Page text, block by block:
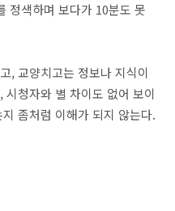
정색하며 보다가 10분도 못
, 교양치고는 정보나 지식이
청자와 별 차이도 없어 보이
좀처럼 이해가 되지 않는다.